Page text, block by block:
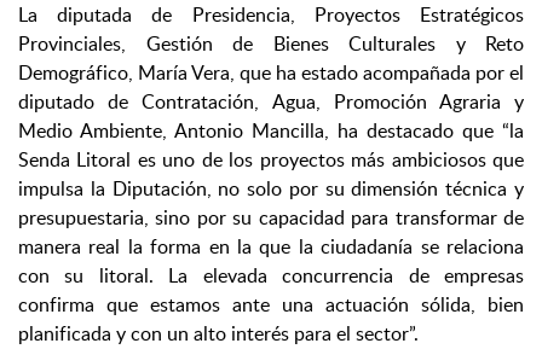
La diputada de Presidencia, Proyectos Estratégicos
Provinciales, Gestión de Bienes Culturales y Reto
Demográfico, María Vera, que ha estado acompañada por el
diputado de Contratación, Agua, Promoción Agraria y
Medio Ambiente, Antonio Mancilla, ha destacado que “la
Senda Litoral es uno de los proyectos más ambiciosos que
impulsa la Diputación, no solo por su dimensión técnica y
presupuestaria, sino por su capacidad para transformar de
manera real la forma en la que la ciudadanía se relaciona
con su litoral. La elevada concurrencia de empresas
confirma que estamos ante una actuación sólida, bien
planificada y con un alto interés para el sector”.